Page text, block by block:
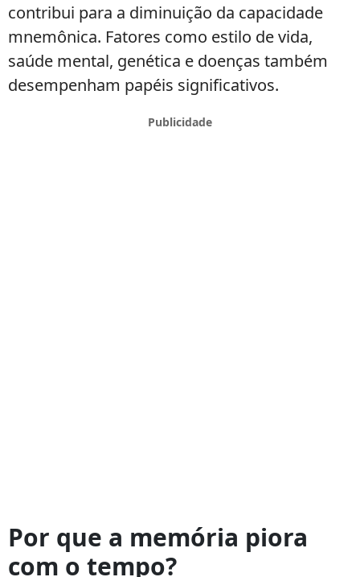
contribui para a diminuição da capacidade
mnemônica. Fatores como estilo de vida,
saúde mental, genética e doenças também
desempenham papéis significativos.
Por que a memória piora
com o tempo?